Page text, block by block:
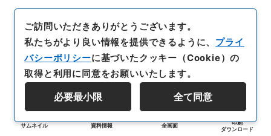
サムネイル 資料情報 全画面
印刷
ダウンロード
ご訪問いただきありがとうございます。
私たちがより良い情報を提供できるように、 プライ
バシーポリシーに基づいたクッキー（Cookie）の
取得と利用に同意をお願いいたします。
必要最小限 全て同意